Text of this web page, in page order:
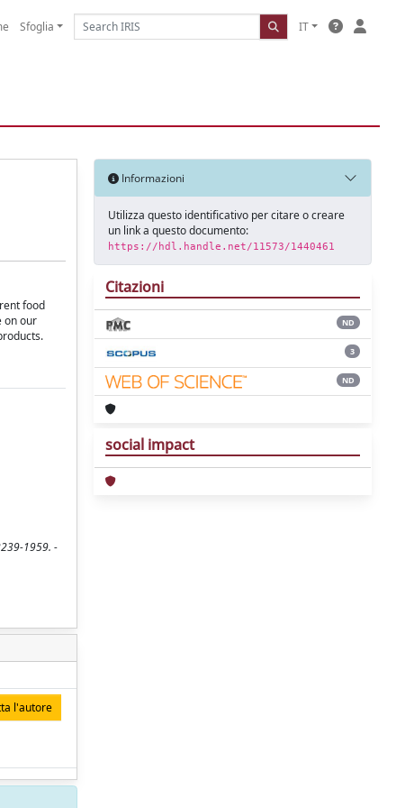
Sfoglia IT
food
on our
1959. -
l'autore
Informazioni
Utilizza questo identificativo per citare o creare
un link a questo documento:
https://hdl.handle.net/11573/1440461
Citazioni
ND
3
ND
social impact